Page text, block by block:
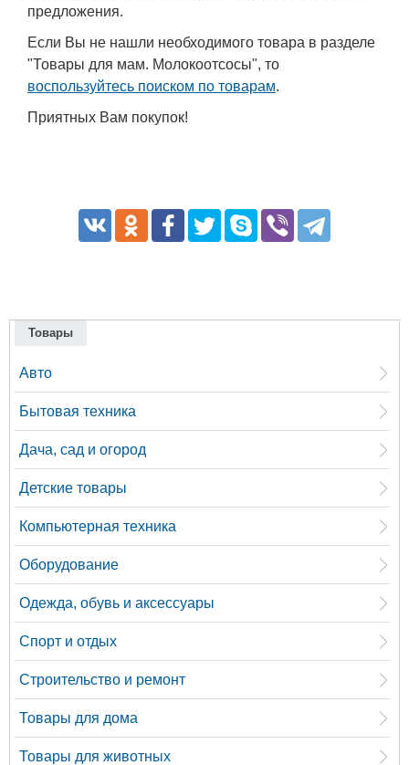
предложения.
Если Вы не нашли необходимого товара в разделе
"Товары для мам. Молокоотсосы", то
воспользуйтесь поиском по товарам.
Приятных Вам покупок!
Товары
Авто
Бытовая техника
Дача, сад и огород
Детские товары
Компьютерная техника
Оборудование
Одежда, обувь и аксессуары
Спорт и отдых
Строительство и ремонт
Товары для дома
Товары для животных